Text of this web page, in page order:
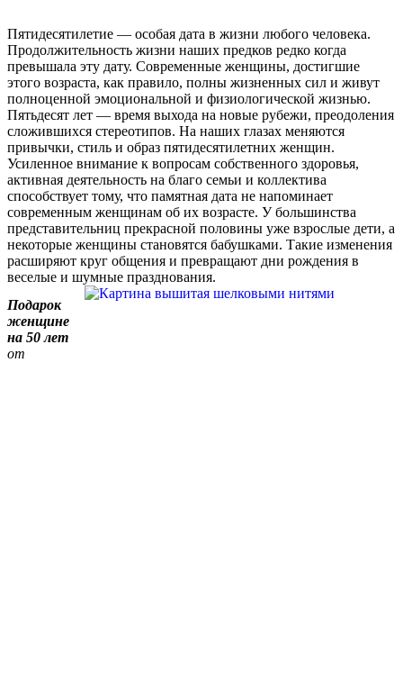
Пятидесятилетие — особая дата в жизни любого человека.
Продолжительность жизни наших предков редко когда
превышала эту дату. Современные женщины, достигшие
этого возраста, как правило, полны жизненных сил и живут
полноценной эмоциональной и физиологической жизнью.
Пятьдесят лет — время выхода на новые рубежи, преодоления
сложившихся стереотипов. На наших глазах меняются
привычки, стиль и образ пятидесятилетних женщин.
Усиленное внимание к вопросам собственного здоровья,
активная деятельность на благо семьи и коллектива
способствует тому, что памятная дата не напоминает
современным женщинам об их возрасте. У большинства
представительниц прекрасной половины уже взрослые дети, а
некоторые женщины становятся бабушками. Такие изменения
расширяют круг общения и превращают дни рождения в
веселые и шумные празднования.
Подарок
женщине
на 50 лет
от